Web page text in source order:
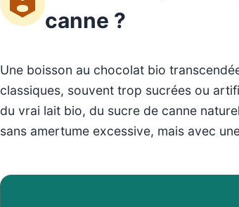
canne ?
Une boisson au chocolat bio
classiques, souvent trop sucrées ou
du vrai lait bio, du sucre de canne
sans amertume excessive, mais avec